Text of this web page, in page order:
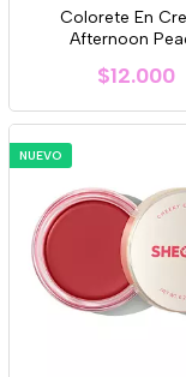
Colorete En
Afternoon
$12.000
NUEVO